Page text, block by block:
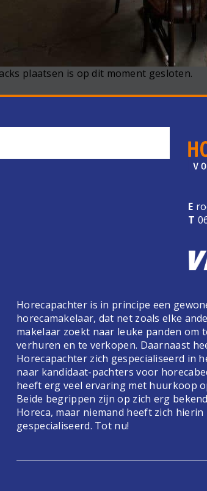
plaatsen is op dit moment gesloten.
E
T
Horecapachter is in principe een
horecamakelaar, dat net zoals elke
makelaar zoekt naar leuke panden om
verhuren en te verkopen. Daarnaast
Horecapachter zich gespecialiseerd in
naar kandidaat-pachters voor
heeft erg veel ervaring met huurkoop
Beide begrippen zijn op zich erg
Horeca, maar niemand heeft zich hierin
gespecialiseerd. Tot nu!